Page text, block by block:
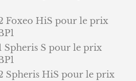
Foxeo HiS pour le prix
Spheris S pour le prix
Spheris HiS pour le prix